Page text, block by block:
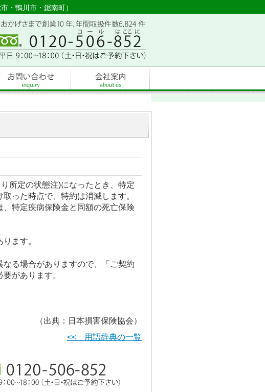
・鴨川市・鋸南町）
所定の状態注)になったとき、特定
った時点で、特約は消滅します。
特定疾病保険金と同額の死亡保険
ます。
る場合がありますので、「ご契約
があります。
（出典：日本損害保険協会）
<< 用語辞典の一覧